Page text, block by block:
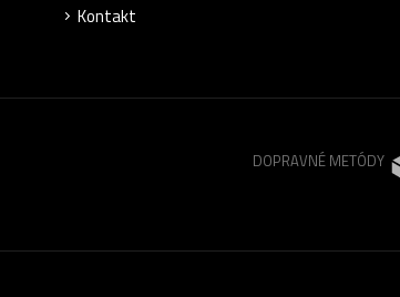
Kontakt
DOPRAVNÉ METÓDY